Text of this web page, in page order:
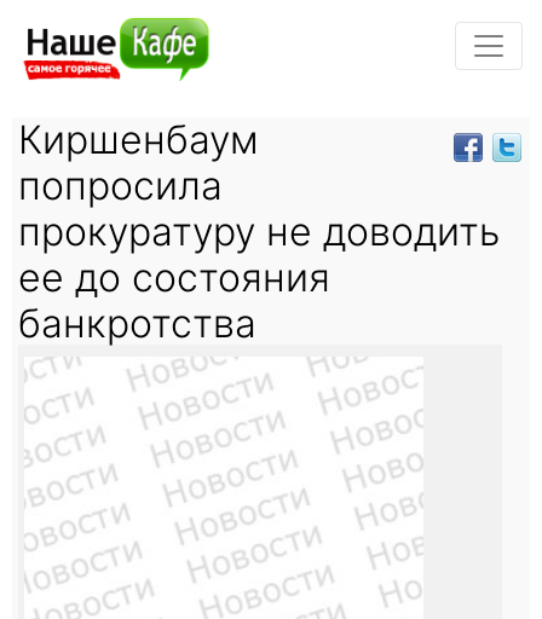
Киршенбаум
попросила
прокуратуру не доводить
ее до состояния
банкротства